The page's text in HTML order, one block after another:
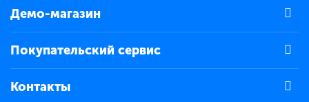
Демо-магазин
Покупательский сервис
Контакты